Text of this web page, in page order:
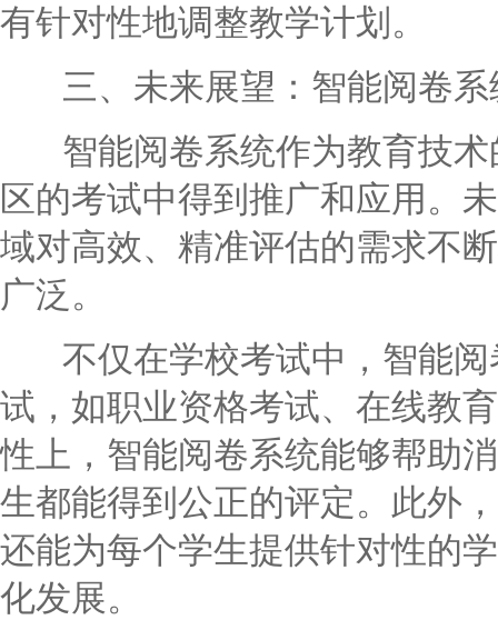
有针对性地调整教学计划。
三、未来展望：智能阅卷系
智能阅卷系统作为教育技术
区的考试中得到推广和应用。
域对高效、精准评估的需求不
广泛。
不仅在学校考试中，智能阅
试，如职业资格考试、在线教
性上，智能阅卷系统能够帮助
生都能得到公正的评定。此外
还能为每个学生提供针对性的
化发展。